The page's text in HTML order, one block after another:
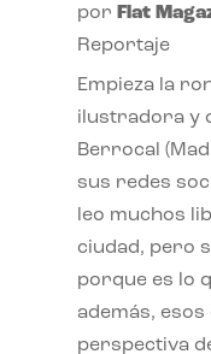
por Flat
Reportaje
Empieza la
ilustradora y
Berrocal
sus redes
leo muchos
ciudad, pero
porque es lo
además,
perspectiva